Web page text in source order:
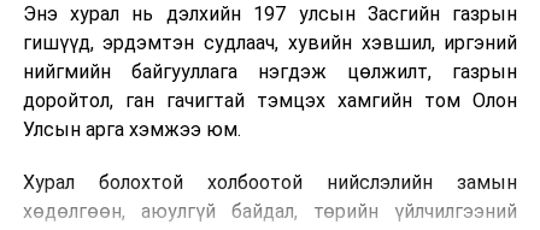
Энэ хурал нь дэлхийн 197 улсын Засгийн газрын
гишүүд, эрдэмтэн судлаач, хувийн хэвшил, иргэний
нийгмийн байгууллага нэгдэж цөлжилт, газрын
доройтол, ган гачигтай тэмцэх хамгийн том Олон
Улсын арга хэмжээ юм.
Хурал болохтой холбоотой нийслэлийн замын
хөдөлгөөн, аюулгүй байдал, төрийн үйлчилгээний